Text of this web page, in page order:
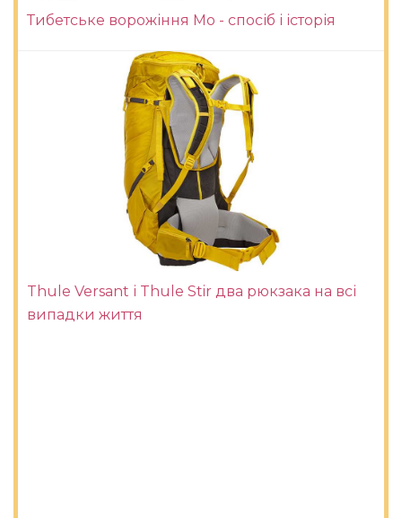
Тибетське ворожіння Мо - спосіб і історія
Thule Versant і Thule Stir два рюкзака на всі
випадки життя